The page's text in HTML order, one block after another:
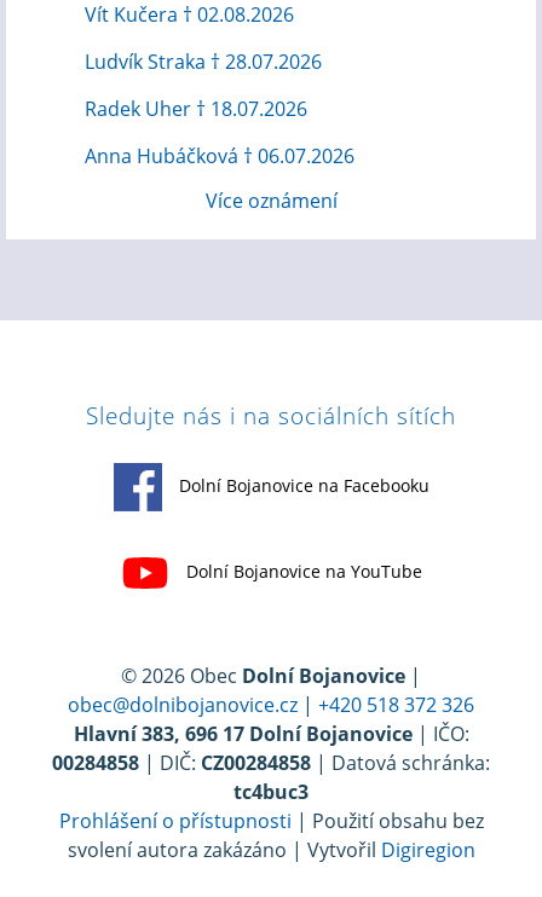
Vít Kučera † 02.08.2026
Ludvík Straka † 28.07.2026
Radek Uher † 18.07.2026
Anna Hubáčková † 06.07.2026
Více oznámení
Sledujte nás i na sociálních sítích
Dolní Bojanovice na Facebooku
Dolní Bojanovice na YouTube
© 2026 Obec Dolní Bojanovice |
obec@dolnibojanovice.cz | +420 518 372 326
Hlavní 383, 696 17 Dolní Bojanovice| IČO:
00284858 | DIČ: CZ00284858 | Datová schránka:
tc4buc3
Prohlášení o přístupnosti | Použití obsahu bez
svolení autora zakázáno | Vytvořil Digiregion